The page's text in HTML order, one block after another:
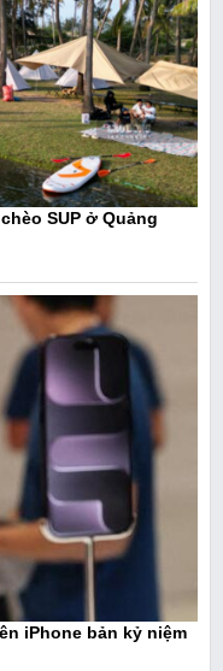
SUP ở Quảng
iPhone bản kỷ niệm